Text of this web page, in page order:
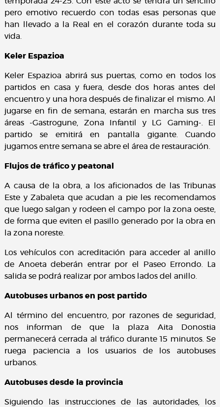
pero emotivo recuerdo con todas esas personas que
han llevado a la Real en el corazón durante toda su
vida.
Keler Espazioa
Keler Espazioa abrirá sus puertas, como en todos los
partidos en casa y fuera, desde dos horas antes del
encuentro y una hora después de finalizar el mismo. Al
jugarse en fin de semana, estarán en marcha sus tres
áreas -Gastrogune, Zona Infantil y LG Gaming-. El
partido se emitirá en pantalla gigante. Cuando
jugamos entre semana se abre el área de restauración.
Flujos de tráfico y peatonal
A causa de la obra, a los aficionados de las Tribunas
Este y Zabaleta que acudan a pie les recomendamos
que luego salgan y rodeen el campo por la zona oeste,
de forma que eviten el pasillo generado por la obra en
la zona noreste.
Los vehículos con acreditación para acceder al anillo
de Anoeta deberán entrar por el Paseo Errondo. La
salida se podrá realizar por ambos lados del anillo.
Autobuses urbanos en post partido
Al término del encuentro, por razones de seguridad,
nos informan de que la plaza Aita Donostia
permanecerá cerrada al tráfico durante 15 minutos. Se
ruega paciencia a los usuarios de los autobuses
urbanos.
Autobuses desde la provincia
Siguiendo las instrucciones de las autoridades, los